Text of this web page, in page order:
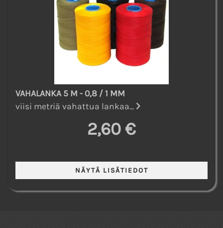
VAHALANKA 5 M - 0,8 / 1 MM
viisi metriä vahattua lankaa...
2,60 €